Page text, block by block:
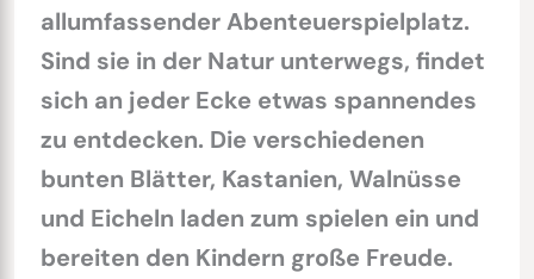
allumfassender Abenteuerspielplatz.
Sind sie in der Natur unterwegs, findet
sich an jeder Ecke etwas spannendes
zu entdecken. Die verschiedenen
bunten Blätter, Kastanien, Walnüsse
und Eicheln laden zum spielen ein und
bereiten den Kindern große Freude.